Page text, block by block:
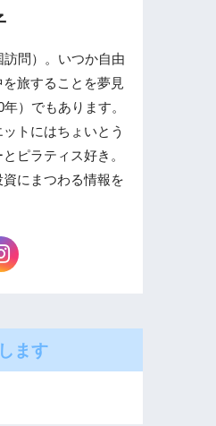
問）。いつか自由
旅することを夢見
）でもあります。
トにはちょいとう
ピラティス好き。
にまつわる情報を
ます